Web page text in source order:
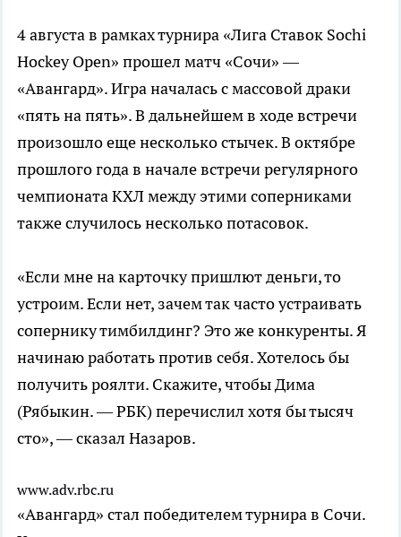
4 августа в рамках турнира «Лига Ставок Sochi
Hockey Open» прошел матч «Сочи» —
«Авангард». Игра началась с массовой драки
«пять на пять». В дальнейшем в ходе встречи
произошло еще несколько стычек. В октябре
прошлого года в начале встречи регулярного
чемпионата КХЛ между этими соперниками
также случилось несколько потасовок.
«Если мне на карточку пришлют деньги, то
устроим. Если нет, зачем так часто устраивать
сопернику тимбилдинг? Это же конкуренты. Я
начинаю работать против себя. Хотелось бы
получить роялти. Скажите, чтобы Дима
(Рябыкин. — РБК) перечислил хотя бы тысяч
сто», — сказал Назаров.
www.adv.rbc.ru
«Авангард» стал победителем турнира в Сочи.